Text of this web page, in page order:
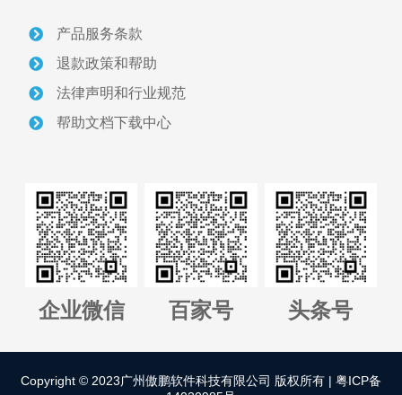
关于我们
智慧砂场建设案例
联系我们
正版软件授权查询
管理平台全国代理招募
产品服务条款
退款政策和帮助
法律声明和行业规范
帮助文档下载中心
企业微信 百家号 头条号
Copyright © 2023广州傲鹏软件科技有限公司 版权所有 | 粤ICP备